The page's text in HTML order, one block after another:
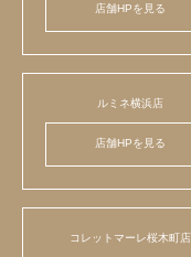
店舗HPを見る
ルミネ横浜店
店舗HPを見る
コレットマーレ桜木町店